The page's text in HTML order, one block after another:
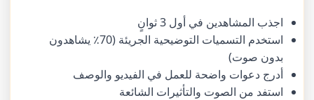
اجذب المشاهدين في أول 3 ثوانٍ
استخدم التسميات التوضيحية الجريئة (70٪ يشاهدون
بدون صوت)
أدرج دعوات واضحة للعمل في الفيديو والوصف
استفد من الصوت والتأثيرات الشائعة